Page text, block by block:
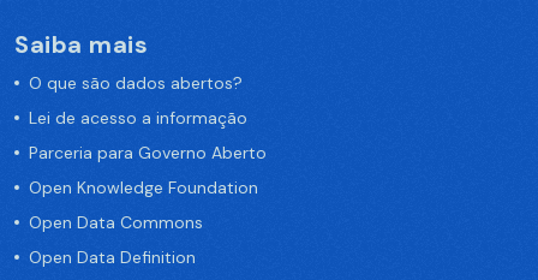
Saiba mais
O que são dados abertos?
Lei de acesso a informação
Parceria para Governo Aberto
Open Knowledge Foundation
Open Data Commons
Open Data Definition